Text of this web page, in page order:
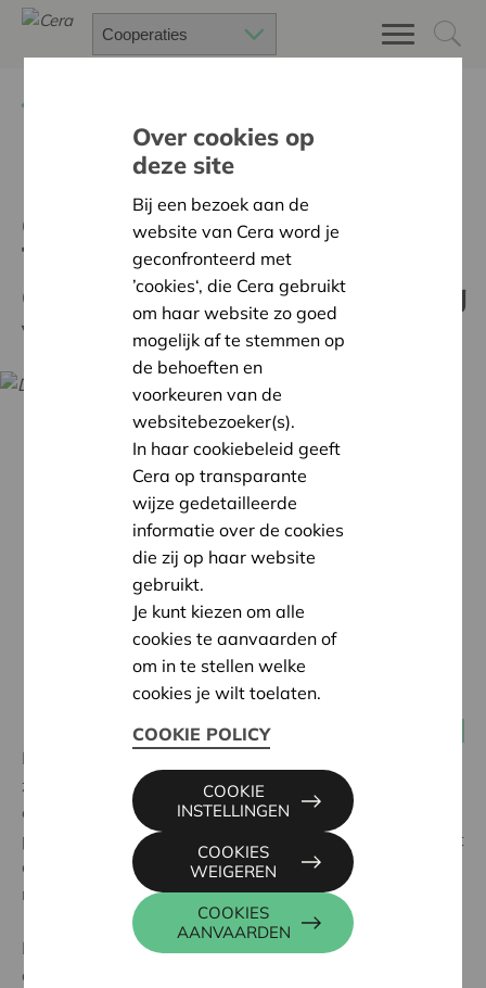
Is coöperatief ondernemen
duurzaam ondernemen?
Tools voor
duurzaamheidsrapportering
voor coöperaties
De internationale coöperatieve beweging (ICA) stelt in
zijn “
Blueprint for a Cooperative Decade
coöperaties voor de strategische uitdaging om zich te
positioneren als duurzaamheidskampioenen. Met recht
en rede? Draagt de coöperatieve identiteit effectief
meer garanties tot duurzaamheid in zich?
De inspanningen van coöperaties blijven echter vaak
onder de radar. Tot hiertoe ontbrak het coöperaties
Over cookies op
deze site
Bij een bezoek aan de
website van Cera word je
geconfronteerd met
’cookies‘, die Cera gebruikt
om haar website zo goed
mogelijk af te stemmen op
de behoeften en
voorkeuren van de
websitebezoeker(s).
In haar cookiebeleid geeft
Cera op transparante
wijze gedetailleerde
informatie over de cookies
die zij op haar website
gebruikt.
Je kunt kiezen om alle
cookies te aanvaarden of
om in te stellen welke
cookies je wilt toelaten.
COOKIE POLICY
COOKIES
AANVAARDEN
COOKIES
WEIGEREN
COOKIE
INSTELLINGEN